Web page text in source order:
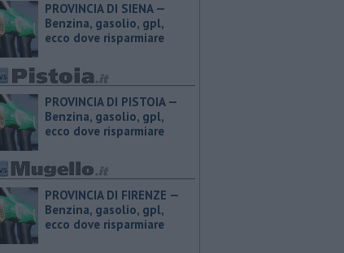
PROVINCIA DI SIENA — ​
Benzina, gasolio, gpl,
ecco dove risparmiare
PROVINCIA DI PISTOIA — ​
Benzina, gasolio, gpl,
ecco dove risparmiare
PROVINCIA DI FIRENZE — ​
Benzina, gasolio, gpl,
ecco dove risparmiare